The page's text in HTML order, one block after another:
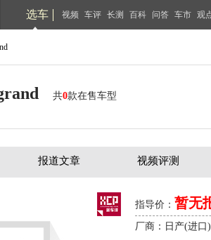
选车 视频 车评 长测 百科 问答 车市 观
共0款在售车型
报道文章 视频评测
指导价： 暂无
厂商：日产(进口)